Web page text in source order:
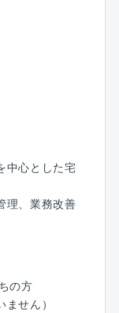
。
目
な経営基盤
ールが親会社
を維持して
大型物流倉
が大幅に増
中心とした宅
理、業務改善
道管が通っ
の方
せん）